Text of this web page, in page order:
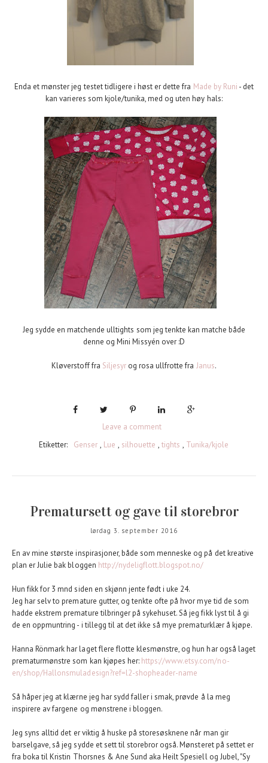
Enda et mønster jeg testet tidligere i høst er dette fra Made by Runi - det
kan varieres som kjole/tunika, med og uten høy hals:
Jeg sydde en matchende ulltights som jeg tenkte kan matche både
denne og Mini Missyén over :D
Kløverstoff fra Siljesyrog rosa ullfrotte fra Janus.
Leave a comment
Etiketter:
Genser , Lue , silhouette , tights , Tunika/kjole
Prematursett og gave til storebror
lørdag 3. september 2016
En av mine største inspirasjoner, både som menneske og på det kreative
plan er Julie bak bloggen http://nydeligflott.blogspot.no/
Hun fikk for 3 mnd siden en skjønn jente født i uke 24.
Jeg har selv to premature gutter, og tenkte ofte på hvor mye tid de som
hadde ekstrem premature tilbringer på sykehuset. Så jeg fikk lyst til å gi
de en oppmuntring - i tillegg til at det ikke så mye prematurklær å kjøpe.
Hanna Rönmark har laget flere flotte klesmønstre, og hun har også laget
prematurmønstre som kan kjøpes her: https://www.etsy.com/no-
en/shop/Hallonsmuladesign?ref=l2-shopheader-name
Så håper jeg at klærne jeg har sydd faller i smak, prøvde å la meg
inspirere av fargene og mønstrene i bloggen.
Jeg syns alltid det er viktig å huske på storesøsknene når man gir
barselgave, så jeg sydde et sett til storebror også. Mønsteret på settet er
fra boka til Kristin Thorsnes & Ane Sund aka Heilt Spesiell og Jubel, "Sy